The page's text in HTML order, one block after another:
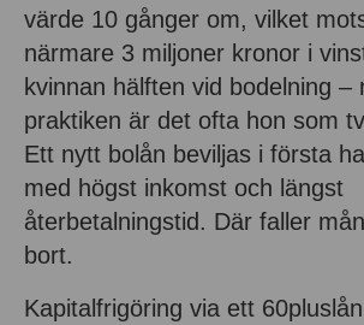
värde 10 gånger om, vilket
närmare 3 miljoner kronor i
kvinnan hälften vid bodelning –
praktiken är det ofta hon som
Ett nytt bolån beviljas i första
med högst inkomst och längst
återbetalningstid. Där faller
bort.
Kapitalfrigöring via ett